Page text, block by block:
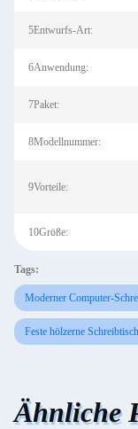
5Entwurfs-Art:
6Anwendung:
7Paket:
8Modellnummer:
9Vorteile:
10Größe:
Tags:
Moderner Computer-
Feste hölzerne
Ähnliche